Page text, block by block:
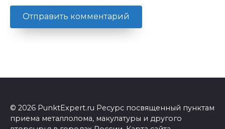
© 2026 PunktExpert.ru Ресурс посвященный пунктам
приема металлолома, макулатуры и другого